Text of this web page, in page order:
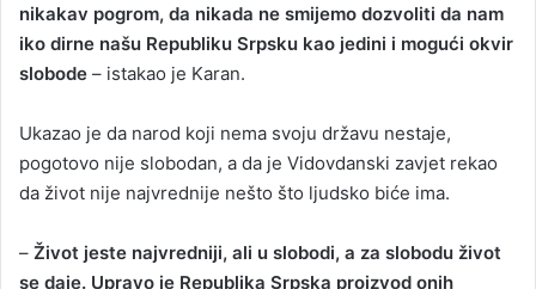
nikakav pogrom, da nikada ne smijemo dozvoliti da nam
iko dirne našu Republiku Srpsku kao jedini i mogući okvir
slobode – istakao je Karan.
Ukazao je da narod koji nema svoju državu nestaje,
pogotovo nije slobodan, a da je Vidovdanski zavjet rekao
da život nije najvrednije nešto što ljudsko biće ima.
– Život jeste najvredniji, ali u slobodi, a za slobodu život
se daje. Upravo je Republika Srpska proizvod onih